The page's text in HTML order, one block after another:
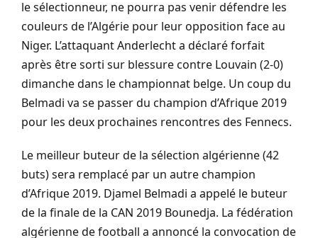
le sélectionneur, ne pourra pas venir défendre les
couleurs de l’Algérie pour leur opposition face au
Niger. L’attaquantAnderlechta déclaré forfait
après être sorti sur blessure contre Louvain (2-0)
dimanche dans le championnat belge. Un coup du
Belmadi va se passer du champion d’Afrique 2019
pour les deux prochaines rencontres des Fennecs.
Le meilleur buteur de la sélection algérienne (42
buts) sera remplacé par un autre champion
d’Afrique 2019. Djamel Belmadi a appelé le buteur
de la finale de la CAN 2019 Bounedja. La fédération
algérienne de football a annoncé la convocation de